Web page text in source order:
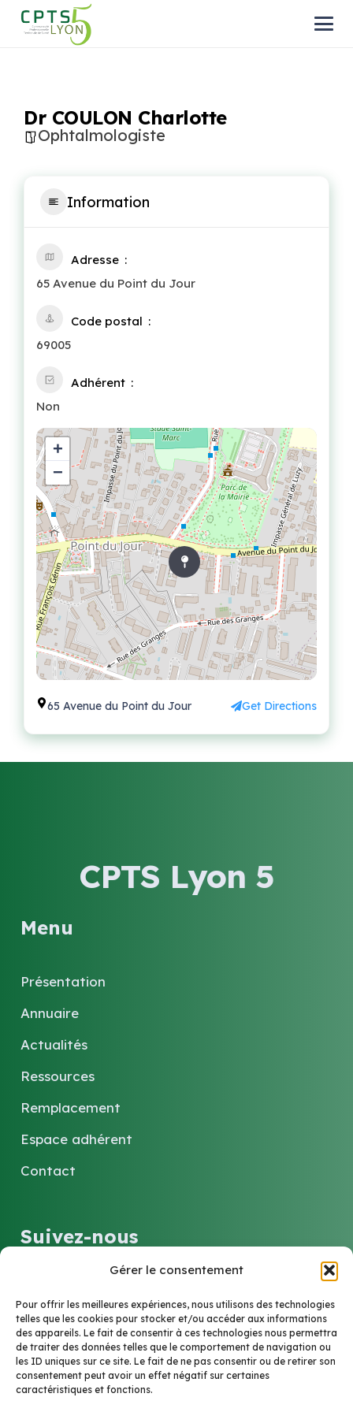
Gérer le consentement
Pour offrir les meilleures expériences, nous utilisons des technologies
telles que les cookies pour stocker et/ou accéder aux informations
des appareils. Le fait de consentir à ces technologies nous permettra
de traiter des données telles que le comportement de navigation ou
les ID uniques sur ce site. Le fait de ne pas consentir ou de retirer son
consentement peut avoir un effet négatif sur certaines
caractéristiques et fonctions.
Dr COULON Charlotte
Ophtalmologiste
Information
Adresse
65 Avenue du Point du Jour
Code postal
69005
Adhérent
Non
+
−
65 Avenue du Point du Jour Get Directions
CPTS Lyon 5
Menu
Présentation
Annuaire
Actualités
Ressources
Remplacement
Espace adhérent
Contact
Suivez-nous
Contact